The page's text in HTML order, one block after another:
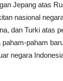
Jepang atas
nasional
dan Turki atas
paham
negara